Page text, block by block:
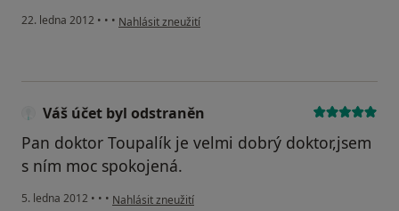
22. ledna 2012 • • • podle názoru uživatele Váš účet byl odstraněn
Nahlásit zneužití
Váš účet byl odstraněn
Pan doktor Toupalík je velmi dobrý doktor,jsem
s ním moc spokojená.
5. ledna 2012 • • • podle názoru uživatele Váš účet byl odstraněn
Nahlásit zneužití